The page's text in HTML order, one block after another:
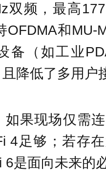
双频，最高
OFDMA和MU-
备（如工业
降低了多用户
如果现场仅需
4足够；若存
6是面向未来的